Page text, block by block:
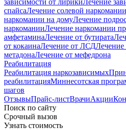
зависимости от лирикиЛечение
спайсаЛечение солевой наркомании
наркомании на домуЛечение
наркоманииЛечение наркомании
амфетаминаЛечение от бутирата
от кокаинаЛечение от ЛСДЛечение
метадонаЛечение от мефедрона
Реабилитация
Реабилитация наркозависимых
реабилитацияМиннесотская
шагов
ОтзывыПрайс-листВрачиАкции
Поиск по сайту
Срочный вызов
Узнать стоимость